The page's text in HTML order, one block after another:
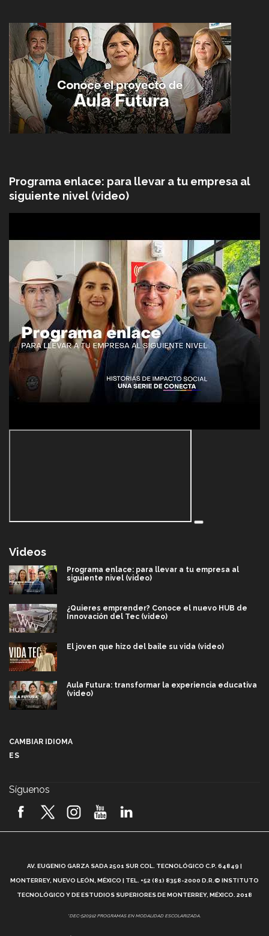
Programa enlace: para llevar a tu empresa al
siguiente nivel (video)
Videos
Programa enlace: para llevar a tu empresa al
siguiente nivel (video)
¿Quieres emprender? Conoce el nuevo HUB de
Innovación del Tec (video)
El joven que hizo del baile su vida (video)
Aula Futura: transformar la experiencia educativa
(video)
2026! (video)
¿Cómo es el Modelo Educativo Tec? (video)
Vida Tec: Feminismo e Inteligencia Artificial, Paola
CAMBIAR IDIOMA
ES
Síguenos
AV. EUGENIO GARZA SADA 2501 SUR COL. TECNOLÓGICO C.P. 64849 |
MONTERREY, NUEVO LEÓN, MÉXICO | TEL. +52 (81) 8358-2000 D.R.© INSTITUTO
TECNOLÓGICO Y DE ESTUDIOS SUPERIORES DE MONTERREY, MÉXICO. 2018
*DEC-520912 PROGRAMAS EN MODALIDAD ESCOLARIZADA.